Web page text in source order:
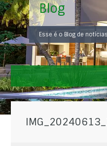
Blog
Esse é o Blog de